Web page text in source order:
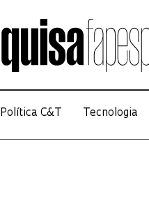
Política C&T Tecnologia